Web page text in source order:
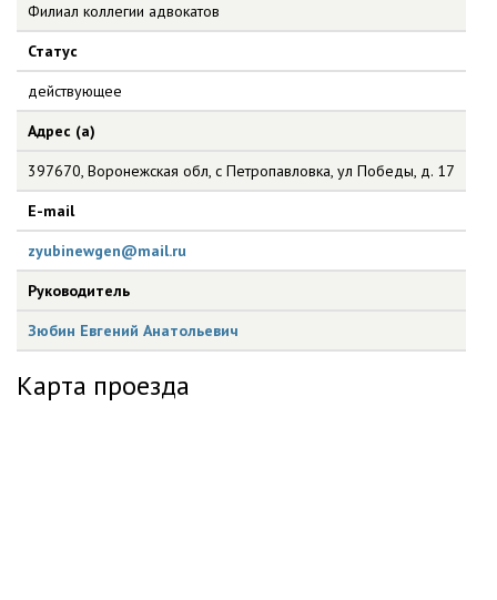
Филиал коллегии адвокатов
Статус
действующее
Адрес (а)
397670, Воронежская обл, с Петропавловка, ул Победы, д. 17
E-mail
zyubinewgen@mail.ru
Руководитель
Зюбин Евгений Анатольевич
Карта проезда